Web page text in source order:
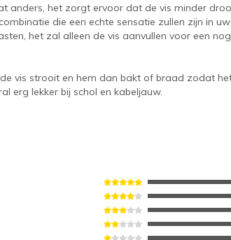
anders, het zorgt ervoor dat de vis minder
die een echte sensatie zullen zijn in
het zal alleen de vis aanvullen voor een
vis strooit en hem dan bakt of braad zodat
erg lekker bij schol en kabeljauw.